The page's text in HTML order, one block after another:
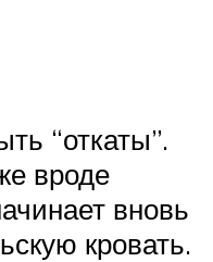
“откаты”.
вроде
вновь
кровать.